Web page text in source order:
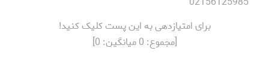
برای امتیازدهی به این پست کلیک کنید!
[مجموع: 0میانگین: 0
]